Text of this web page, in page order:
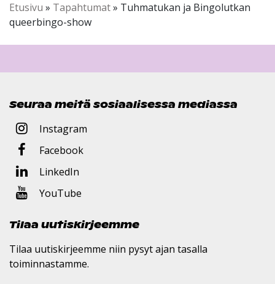
Etusivu » Tapahtumat» Tuhmatukan ja Bingolutkan
queerbingo-show
Seuraa meitä sosiaalisessa mediassa
Instagram
Facebook
LinkedIn
YouTube
Tilaa uutiskirjeemme
Tilaa uutiskirjeemme niin pysyt ajan tasalla
toiminnastamme.